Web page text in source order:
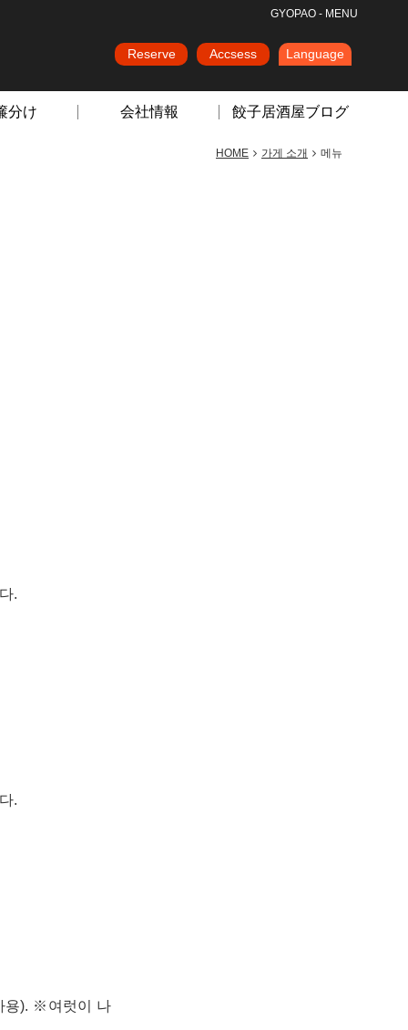
GYOPAO - MENU
Reserve Accsess Language
分け 会社情報 餃子居酒屋ブログ
HOME 가게 소개 메뉴
.
.
용). ※여럿이 나